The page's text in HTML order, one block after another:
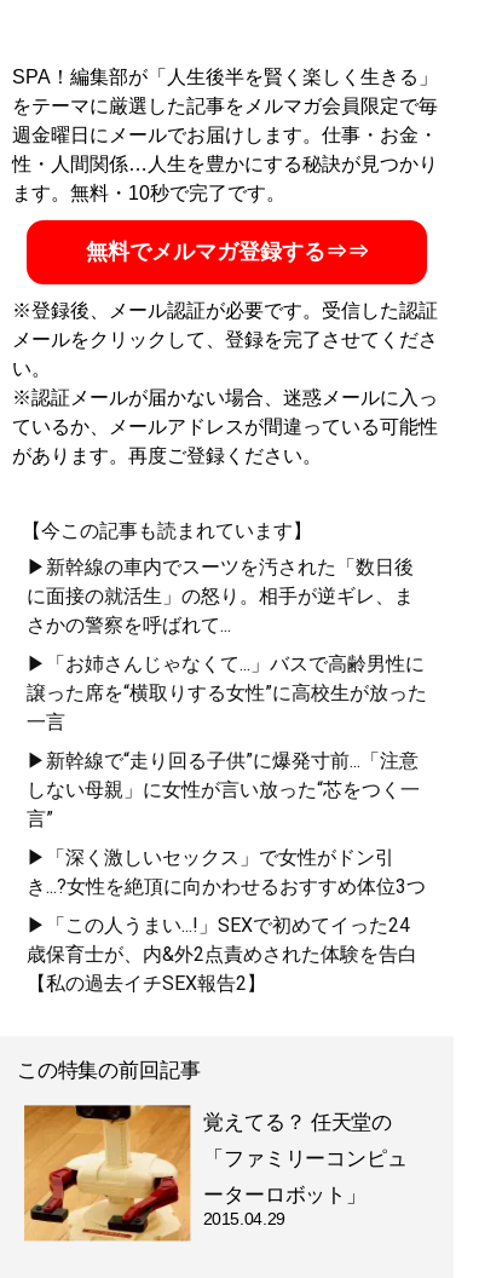
SPA！編集部が「人生後半を賢く楽しく生きる」
をテーマに厳選した記事をメルマガ会員限定で毎
週金曜日にメールでお届けします。仕事・お金・
性・人間関係…人生を豊かにする秘訣が見つかり
ます。無料・10秒で完了です。
無料でメルマガ登録する⇒⇒
※登録後、メール認証が必要です。受信した認証
メールをクリックして、登録を完了させてくださ
い。
※認証メールが届かない場合、迷惑メールに入っ
ているか、メールアドレスが間違っている可能性
があります。再度ご登録ください。
【今この記事も読まれています】
▶新幹線の車内でスーツを汚された「数日後
に面接の就活生」の怒り。相手が逆ギレ、ま
さかの警察を呼ばれて...
▶「お姉さんじゃなくて...」バスで高齢男性に
譲った席を“横取りする女性”に高校生が放った
一言
▶新幹線で“走り回る子供”に爆発寸前...「注意
しない母親」に女性が言い放った“芯をつく一
言”
▶「深く激しいセックス」で女性がドン引
き...?女性を絶頂に向かわせるおすすめ体位3つ
▶「この人うまい...!」SEXで初めてイった24
歳保育士が、内&外2点責めされた体験を告白
【私の過去イチSEX報告2】
この特集の前回記事
覚えてる？ 任天堂の
「ファミリーコンピュ
ーターロボット」
2015.04.29